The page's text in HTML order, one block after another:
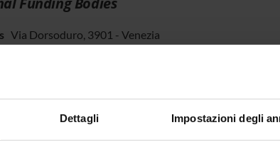
Dettagli Impostazioni degli
Via Dorsoduro, 3901 - Venezia
aterosclerotica del circolo cerebrale: influenza di